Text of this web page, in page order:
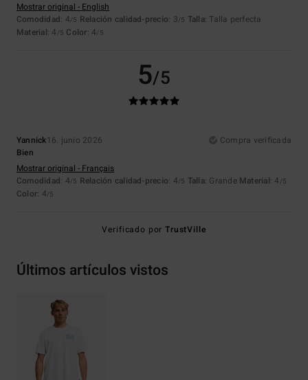
Mostrar original - English
Comodidad: 4/5 Relación calidad-precio: 3/5 Talla: Talla perfecta
Material: 4 /5 Color: 4/5
5/5
Yannick16. junio 2026
Compra verificada
Bien
Mostrar original - Français
Comodidad: 4/5 Relación calidad-precio: 4/5 Talla: Grande Material: 4 /5
Color: 4/5
Verificado porTrustVille
Últimos artículos vistos